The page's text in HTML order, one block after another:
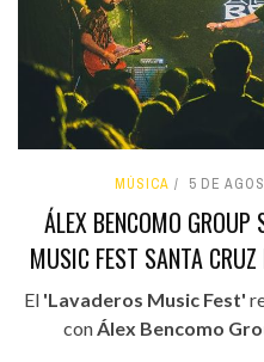
MÚSICA 5 DE
ÁLEX BENCOMO GROUP
MUSIC FEST SANTA
El 'Lavaderos Music Fest'
con Álex Bencomo